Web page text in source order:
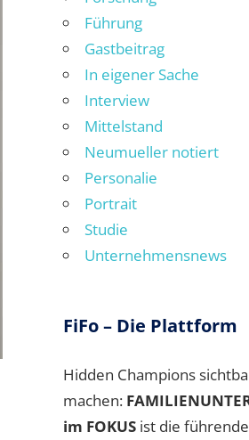
Führung
Gastbeitrag
In eigener Sache
Interview
Mittelstand
Neumueller notiert
Personalie
Portrait
Studie
Unternehmensnews
FiFo – Die Plattform
Hidden Champions
machen:
im FOKUS ist die